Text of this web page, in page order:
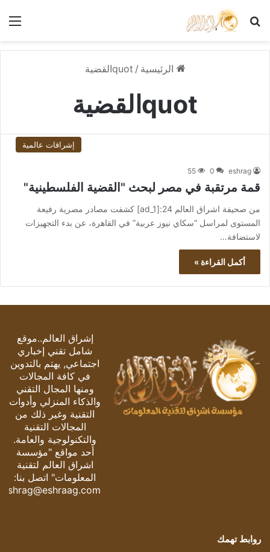
بحث عن
الرئيسية / quotالقضية
quotالقضية
إشراقات عالمية
eshrag
0
55
قمة مرتقبة في مصر لبحث "القضية الفلسطينية"
من صحيفة اشراق العالم 24:[ad_1] كشفت مصادر مصرية رفيعة
المستوى لمراسل “سكاي نيوز عربية” في القاهرة، عن بدء التجهيزات
لاستضافة…
أكمل القراءة »
إشراق العالم..موقع
شامل تقني إخباري
اجتماعي, يهتم بالتدوين
في كافة المجالات
ومنها المجال التقني
والذكاء المنزلي وأدوات
التقنية وغير ذلك من
المجالات التقنية
والتكنولوجية والعامة.
أحد مواقع "مؤسسة
اشراق العالم لتقنية
المعلومات" اتصل بنا:
eshrag@eshraag.com
روابط تهمك